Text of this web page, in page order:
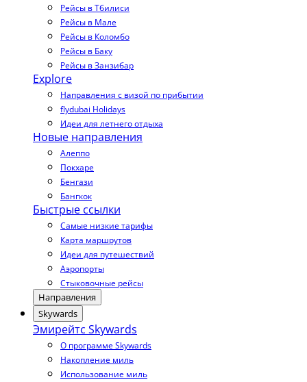
Рейсы в Тбилиси
Рейсы в Мале
Рейсы в Коломбо
Рейсы в Баку
Рейсы в Занзибар
Explore
Направления с визой по прибытии
flydubai Holidays
Идеи для летнего отдыха
Новые направления
Алеппо
Покхаре
Бенгази
Бангкок
Быстрые ссылки
Самые низкие тарифы
Карта маршрутов
Идеи для путешествий
Аэропорты
Стыковочные рейсы
Направления
Skywards
Эмирейтс Skywards
О программе Skywards
Накопление миль
Использование миль